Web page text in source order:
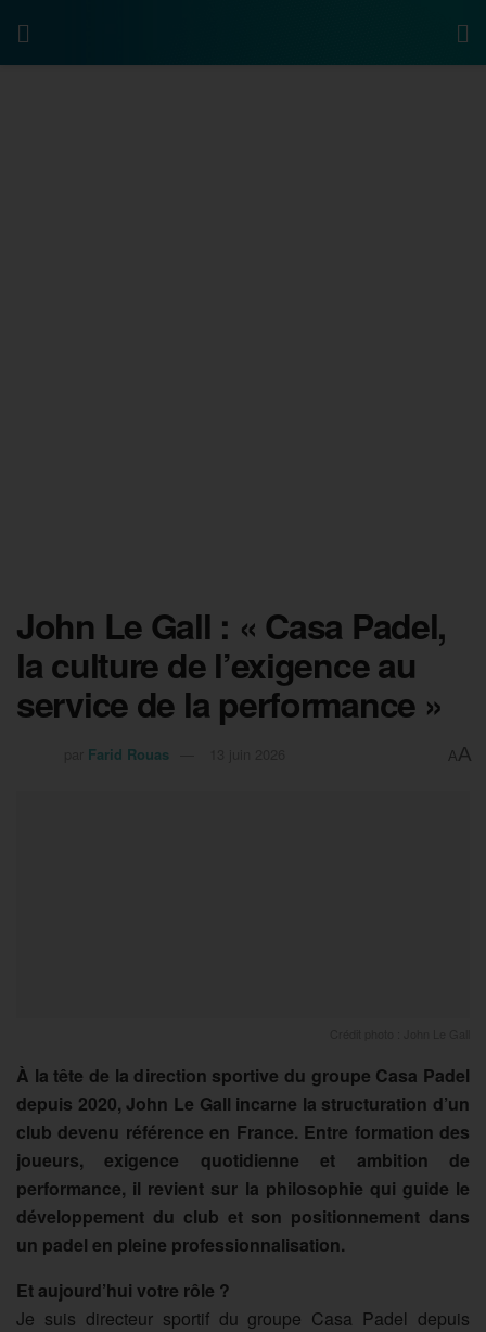
John Le Gall : « Casa Padel,
la culture de l’exigence au
service de la performance »
Farid Rouas AA
À la tête de la direction sportive du groupe Casa Padel
depuis 2020, John Le Gall incarne la structuration d’un
club devenu référence en France. Entre formation des
joueurs, exigence quotidienne et ambition de
performance, il revient sur la philosophie qui guide le
développement du club et son positionnement dans
un padel en pleine professionnalisation.
Et aujourd’hui votre rôle ?
Je suis directeur sportif du groupe Casa Padel depuis